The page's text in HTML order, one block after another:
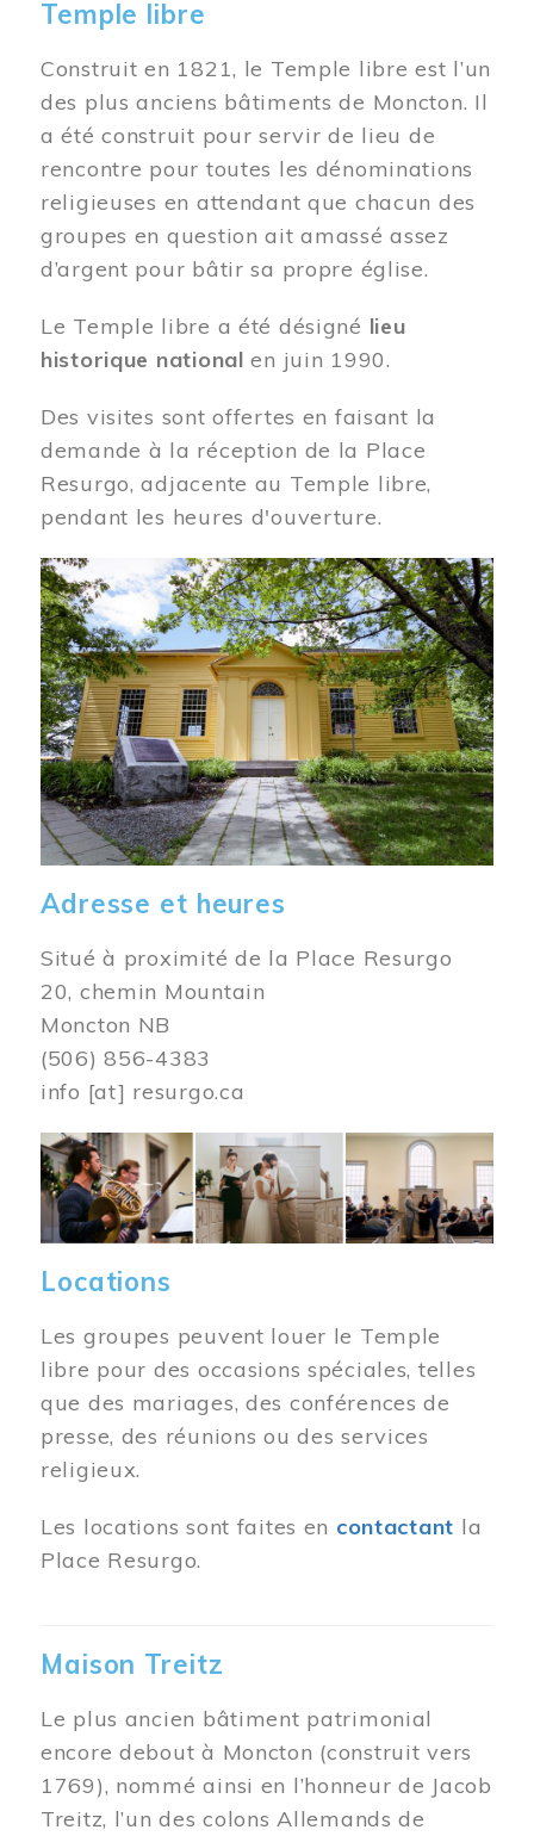
Temple libre
Construit en 1821, le Temple libre est l’un
des plus anciens bâtiments de Moncton. Il
a été construit pour servir de lieu de
rencontre pour toutes les dénominations
religieuses en attendant que chacun des
groupes en question ait amassé assez
d’argent pour bâtir sa propre église.
Le Temple libre a été désigné lieu
historique national en juin 1990.
Des visites sont offertes en faisant la
demande à la réception de la Place
Resurgo, adjacente au Temple libre,
pendant les heures d'ouverture.
Image
Adresse et heures
Situé à proximité de la Place Resurgo
20, chemin Mountain
Moncton NB
(506) 856-4383
info [at] resurgo.ca
Image
Locations
Les groupes peuvent louer le Temple
libre pour des occasions spéciales, telles
que des mariages, des conférences de
presse, des réunions ou des services
religieux.
Les locations sont faites en contactant la
Place Resurgo.
Maison Treitz
Le plus ancien bâtiment patrimonial
encore debout à Moncton (construit vers
1769), nommé ainsi en l’honneur de Jacob
Treitz, l’un des colons Allemands de